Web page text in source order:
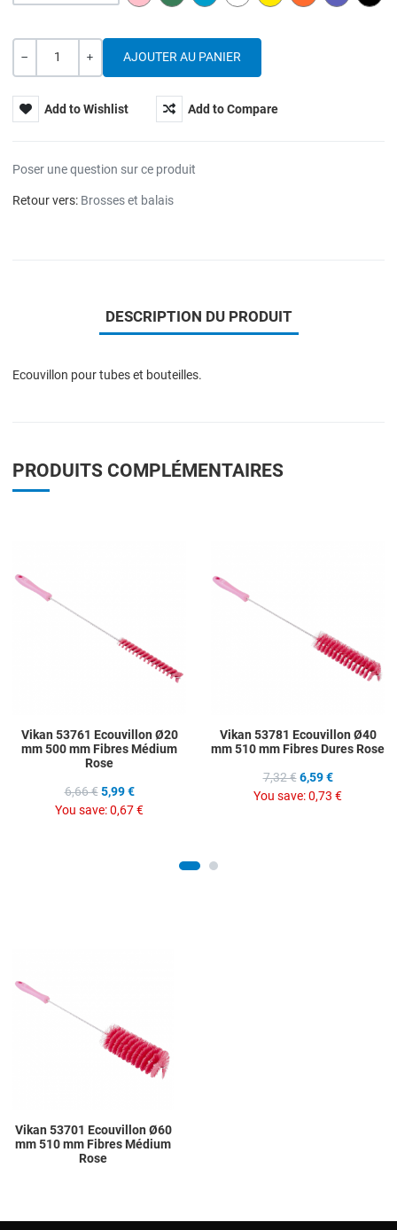
Quantité
Add to Wishlist Add to Compare
Poser une question sur ce produit
Retour vers: Brosses et balais
DESCRIPTION DU PRODUIT
Ecouvillon pour tubes et bouteilles.
PRODUITS COMPLÉMENTAIRES
Add to Compare
Vikan 53761 Ecouvillon Ø20
mm 500 mm Fibres Médium
Rose
6,66 € 5,99 €
You save:0,67 €
Vikan 53781 Ecouvillon Ø40
mm 510 mm Fibres Dures Rose
7,32 € 6,59 €
You save:0,73 €
Vikan 53701 Ecouvillon Ø60
mm 510 mm Fibres Médium
Rose